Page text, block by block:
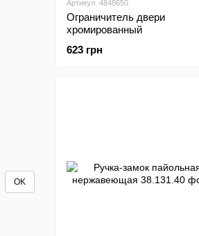
Артикул: 4848650
Ограничитель двери
хромированный
623 грн
OK